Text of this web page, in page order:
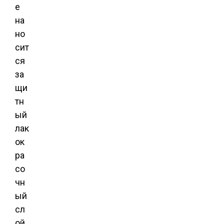
е
на
но
сит
ся
за
щи
тн
ый
лак
ок
ра
со
чн
ый
сл